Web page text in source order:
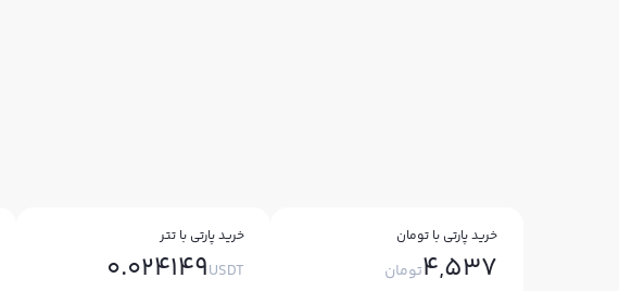
خرید پارتی با تومان
4,537تومان
خرید پارتی با تتر
0.024149USDT